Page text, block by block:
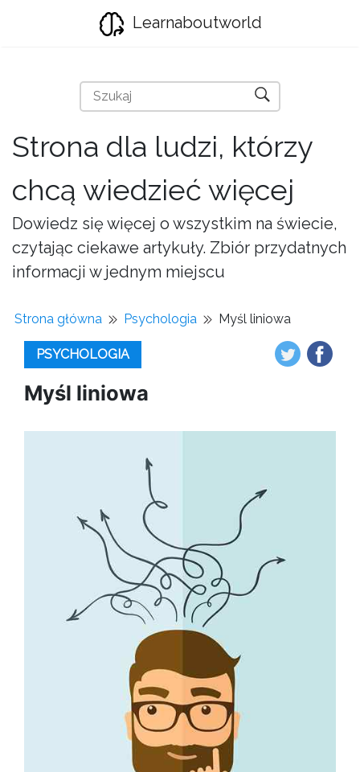
Learnaboutworld
Strona dla ludzi, którzy
chcą wiedzieć więcej
Dowiedz się więcej o wszystkim na świecie,
czytając ciekawe artykuły. Zbiór przydatnych
informacji w jednym miejscu
Strona główna Psychologia Myśl liniowa
PSYCHOLOGIA
Myśl liniowa